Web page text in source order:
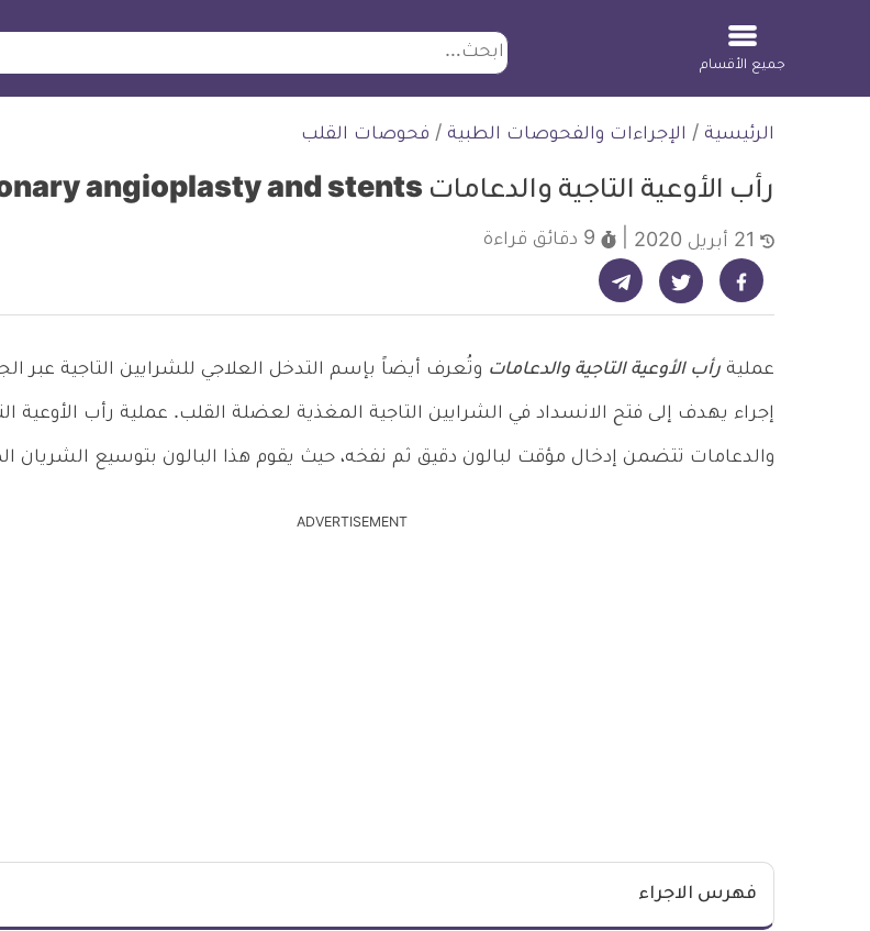
ابحث
جميع الأقسام
الرئيسية / الإجراءات والفحوصات الطبية / فحوصات القلب
رأب الأوعية التاجية والدعامات Coronary angioplasty and stents
9 دقائق قراءة
شارك على فيسبوك - ديلي ميديكال انفو شارك على تويتر - ديلي ميديكال انفو شارك على تيليجرام - ديلي ميديكال انفو
عملية رأب الأوعية التاجية والدعامات وتُعرف أيضاً بإسم التدخل العلاجي للشرايين التاجية عبر
إجراء يهدف إلى فتح الانسداد في الشرايين التاجية المغذية لعضلة القلب. عملية رأب الأوعية
والدعامات تتضمن إدخال مؤقت لبالون دقيق ثم نفخه، حيث يقوم هذا البالون بتوسيع الشريان
ADVERTISEMENT
فهرس الاجراء